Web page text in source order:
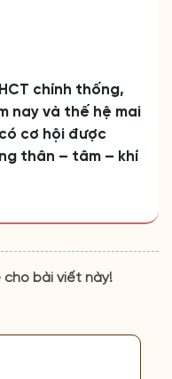
chính thống,
nay và thế hệ mai
cơ hội được
thân – tâm – khí
cho bài viết này!